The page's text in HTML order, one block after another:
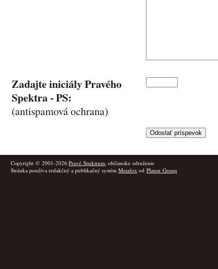
Zadajte iniciály Pravého
Spektra -PS:
(antispamová ochrana)
Copyright © 2001-2026 Pravé Spektrum, občianske združenie
Stránka používa redakčný a publikačný systém Metafox od Platon Group